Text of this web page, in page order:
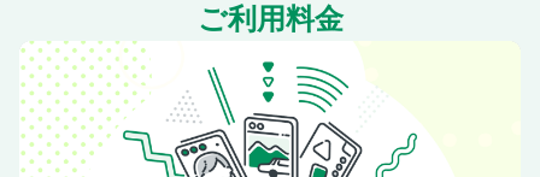
関取立志伝 英乃海拓也［木瀬］
英乃海思い出のアルバム
相撲協会YouTube連動企画プレイバック!! 昭和43年7月場所
一門別年寄一覧表＆「相撲部屋聞き書き帖」
「第二の土俵」で金星を！◎佐藤祥子 元小結阿武咲の打越奎
ご利用料金